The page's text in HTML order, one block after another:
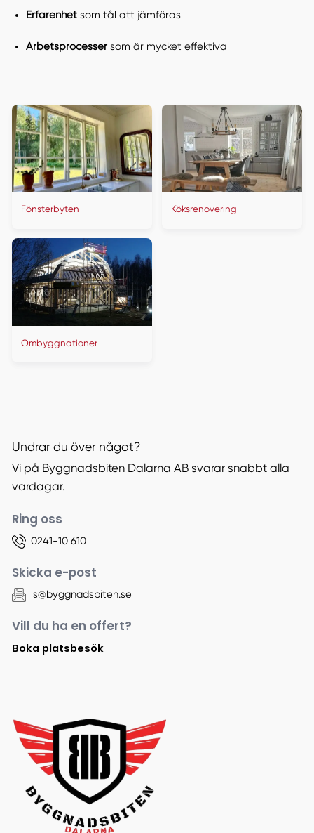
Erfarenhetsom tål att jämföras
Arbetsprocessersom är mycket effektiva
Fönsterbyten Köksrenovering
Ombyggnationer
Undrar du över något?
Vi på Byggnadsbiten Dalarna AB svarar snabbt alla
vardagar.
Ring oss
0241-10 610
Skicka e-post
ls@byggnadsbiten.se
Vill du ha en offert?
Boka platsbesök